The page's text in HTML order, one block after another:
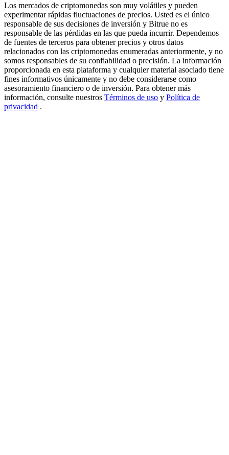
Exclusive for BitMart Users
Register & Trade to Win 500,000 USDT
Precious Metals Trading Carnival
Trade Gold & Silver · 33,333 USDT Bonus
Los mercados de criptomonedas son muy volátiles y pueden
experimentar rápidas fluctuaciones de precios. Usted es el único
responsable de sus decisiones de inversión y Bitrue no es
responsable de las pérdidas en las que pueda incurrir. Dependemos
de fuentes de terceros para obtener precios y otros datos
relacionados con las criptomonedas enumeradas anteriormente, y no
somos responsables de su confiabilidad o precisión. La información
proporcionada en esta plataforma y cualquier material asociado tiene
fines informativos únicamente y no debe considerarse como
asesoramiento financiero o de inversión. Para obtener más
información, consulte nuestros Términos de uso y Política de
privacidad .